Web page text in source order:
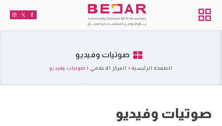
صوتيات وفيديو
الصفحة الرئيسية | المركز الاعلامي | صوتيات وفيديو
صوتيات وفيديو